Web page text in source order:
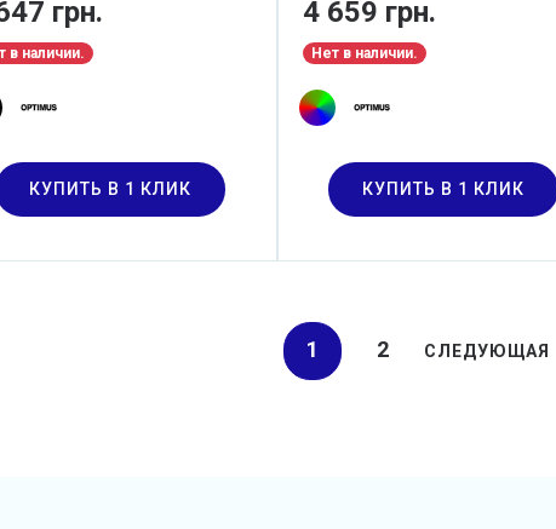
грн.
в наличии.
КУПИТЬ В 1 КЛИК
4 659 грн.
Нет в наличии.
КУПИТЬ В 1 КЛИК
1 2 СЛЕДУЮЩАЯ